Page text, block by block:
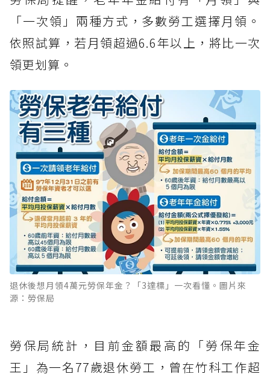
「一次領」兩種方式，多數勞工選擇月領。
依照試算，若月領超過6.6年以上，將比一次
領更划算。
退休後想月領4萬元勞保年金？「3達標」一次看懂。圖片來
源：勞保局
勞保局統計，目前金額最高的「勞保年金
王」為一名77歲退休勞工，曾在竹科工作超